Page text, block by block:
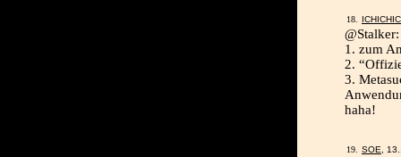
@Stalker:
1. zum
2.
3.
haha!
SOE,